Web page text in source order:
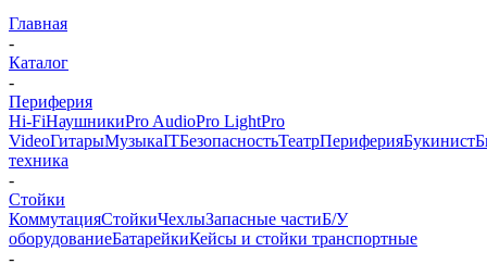
Главная
-
Каталог
-
Периферия
Hi-FiНаушникиPro AudioPro LightPro
VideoГитарыМузыкаITБезопасностьТеатрПериферияБукинист
техника
-
Стойки
КоммутацияСтойкиЧехлыЗапасные частиБ/У
оборудованиеБатарейкиКейсы и стойки транспортные
-